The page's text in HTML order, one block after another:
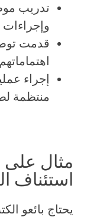
تدريب
وإجراءات
قدمت
إجراء
منتظمة
مثال على
استئناف
يحتاج بائعو